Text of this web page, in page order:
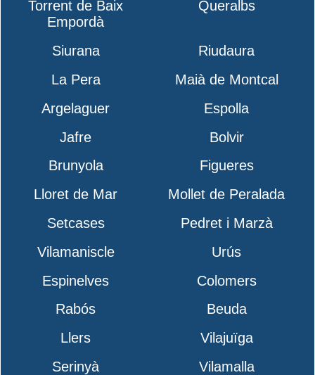
Torrent de Baix
Empordà
Queralbs
Siurana
Riudaura
La Pera
Maià de Montcal
Argelaguer
Espolla
Jafre
Bolvir
Brunyola
Figueres
Lloret de Mar
Mollet de Peralada
Setcases
Pedret i Marzà
Vilamaniscle
Urús
Espinelves
Colomers
Rabós
Beuda
Llers
Vilajuïga
Serinyà
Vilamalla